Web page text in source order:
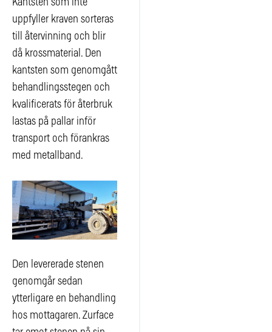
Kantsten som inte
uppfyller kraven sorteras
till återvinning och blir
då krossmaterial. Den
kantsten som genomgått
behandlingsstegen och
kvalificerats för återbruk
lastas på pallar inför
transport och förankras
med metallband.
Den levererade stenen
genomgår sedan
ytterligare en behandling
hos mottagaren. Zurface